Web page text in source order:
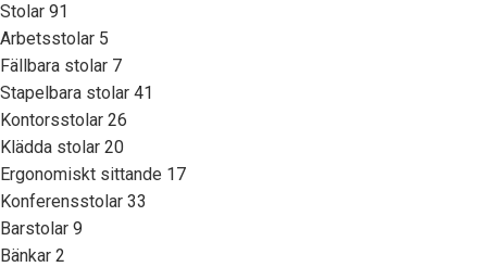
Stolar 91
Arbetsstolar 5
Fällbara stolar 7
Stapelbara stolar 41
Kontorsstolar 26
Klädda stolar 20
Ergonomiskt sittande 17
Konferensstolar 33
Barstolar 9
Bänkar 2